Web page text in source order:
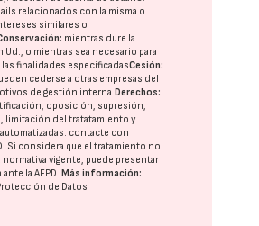
relacionados con la misma o
similares o
mientras dure la
Ud., o mientras sea necesario para
las finalidades especificadasCesión:
cederse a otras empresas del
de gestión interna. Derechos:
oposición, supresión,
limitación del tratatamiento y
contacte con
. Si considera que el tratamiento no
normativa vigente, puede presentar
ante laAEPD. Más información:
de Datos